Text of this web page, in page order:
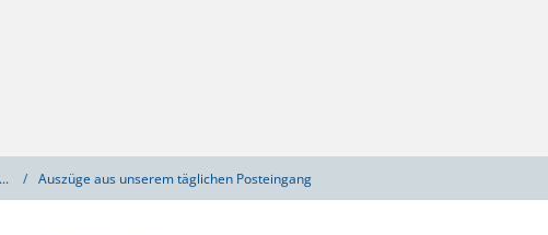
Auszüge aus unserem täglichen Posteingang